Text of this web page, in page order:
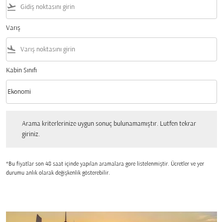
flight_takeoff
Varış
flight_land
Kabin Sınıfı
Kabin Sınıfı option Ekonomi Selected
Ekonomi
keyboard_arrow_down
Arama kriterlerinize uygun sonuç bulunamamıştır. Lutfen tekrar
giriniz.
*Bu fiyatlar son 48 saat içinde yapılan aramalara gore listelenmiştir. Ücretler ve yer
durumu anlık olarak değişkenlik gösterebilir.